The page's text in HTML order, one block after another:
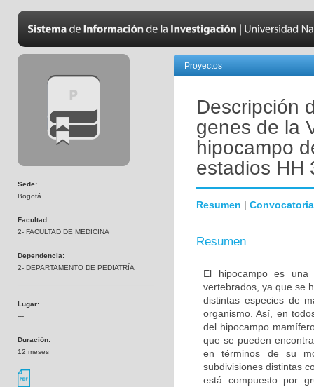
Sede:
Bogotá
Facultad:
2- FACULTAD DE MEDICINA
Dependencia:
2- DEPARTAMENTO DE PEDIATRÍA
Lugar:
---
Duración:
12 meses
Proyectos
Descripción
genes de la
hipocampo
estadios HH
Resumen | Convocatoria
Resumen
El hipocampo es una
vertebrados, ya que se
distintas especies de
organismo. Así, en
del hipocampo
que se pueden
en términos de su
subdivisiones distintas
está compuesto por